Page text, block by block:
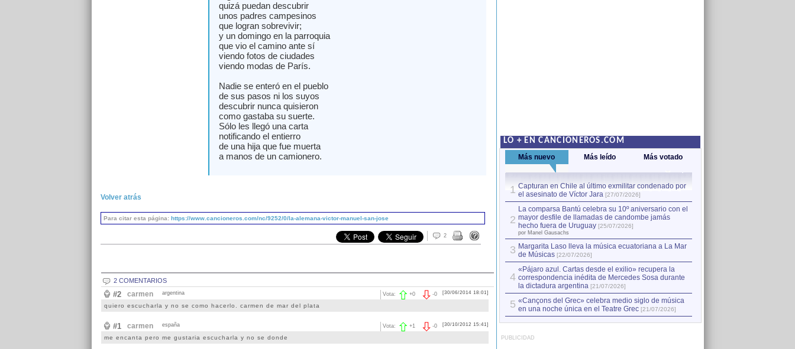
quizá puedan descubrir
unos padres campesinos
que logran sobrevivir;
y un domingo en la parroquia
que vio el camino ante sí
viendo fotos de ciudades
viendo modas de París.
Nadie se enteró en el pueblo
de sus pasos ni los suyos
descubrir nunca quisieron
como gastaba su suerte.
Sólo les llegó una carta
notificando el entierro
de una hija que fue muerta
a manos de un camionero.
Volver atrás
Para citar esta página: https://www.cancioneros.com/nc/9252/0/la-alemana-victor-manuel-san-jose
2
2 COMENTARIOS
#2 carmen argentina [30/06/2014 18:01]
-0
Vota: +0
quiero escucharla y no se como hacerlo. carmen de mar del plata
#1 carmen españa [30/10/2012 15:41]
-0
Vota: +1
me encanta pero me gustaria escucharla y no se donde
LO + EN CANCIONEROS.COM
Más nuevo Más leído Más votado
1 Capturan en Chile al último exmilitar condenado por
el asesinato de Víctor Jara [27/07/2026]
2
La comparsa Bantú celebra su 10º aniversario con el
mayor desfile de llamadas de candombe jamás
hecho fuera de Uruguay [25/07/2026]
por Manel Gausachs
3 Margarita Laso lleva la música ecuatoriana a La Mar
de Músicas [22/07/2026]
4
«Pájaro azul. Cartas desde el exilio» recupera la
correspondencia inédita de Mercedes Sosa durante
la dictadura argentina [21/07/2026]
5 «Cançons del Grec» celebra medio siglo de música
en una noche única en el Teatre Grec [21/07/2026]
PUBLICIDAD